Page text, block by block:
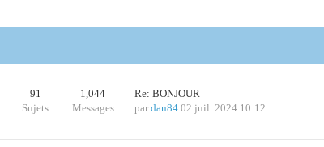
91
Sujets
1,044
Messages
Re: BONJOUR
par dan84 02 juil. 2024 10:12